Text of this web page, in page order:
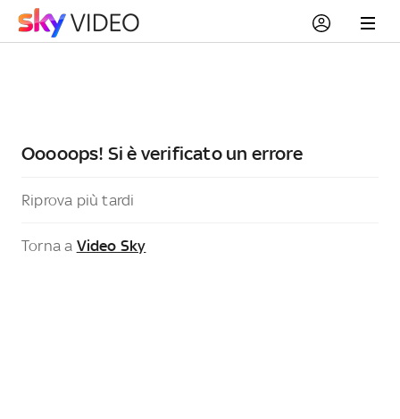
Ooooops! Si è verificato un errore
Riprova più tardi
Torna a Video Sky